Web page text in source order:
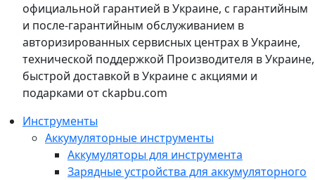
официальной гарантией в Украине, с гарантийным
и после-гарантийным обслуживанием в
авторизированных сервисных центрах в Украине,
технической поддержкой Производителя в Украине,
быстрой доставкой в Украине с акциями и
подарками от ckapbu.com
Инструменты
Аккумуляторные инструменты
Аккумуляторы для инструмента
Зарядные устройства для аккумуляторного